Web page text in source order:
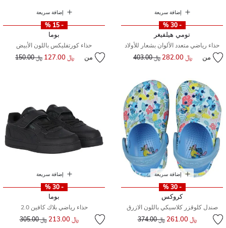
إضافة سريعة
- 30 %
تومي هيلفيغر
حذاء رياضي متعدد الألوان بشعار للأولاد
من ﷼ 282.00 سعر مخفض من﷼ 403.00
إضافة سريعة
- 15 %
بوما
حذاء كورتفليكس باللون الأبيض
من ﷼ 127.00 سعر مخفض من
﷼ 150.00 إلى
إضافة سريعة
- 30 %
كروكس
صندل كلوقزر كلاسيكي باللون الازرق
﷼ 261.00 سعر مخفض من﷼ 374.00
إضافة سريعة
- 30 %
بوما
حذاء رياضي بلاك كافين 2.0
﷼ 213.00 سعر مخفض من
﷼ 305.00 إلى